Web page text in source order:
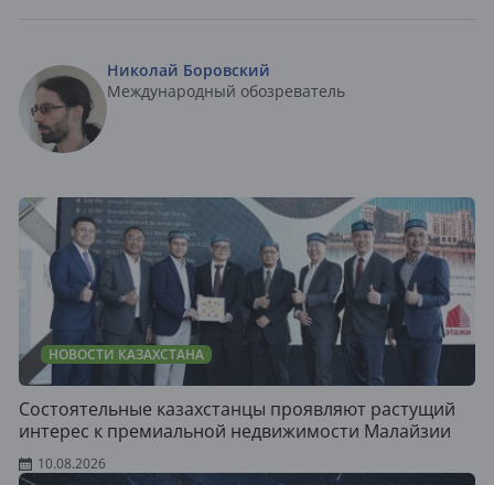
Николай Боровский
Международный обозреватель
НОВОСТИ КАЗАХСТАНА
Состоятельные казахстанцы проявляют растущий
интерес к премиальной недвижимости Малайзии
10.08.2026